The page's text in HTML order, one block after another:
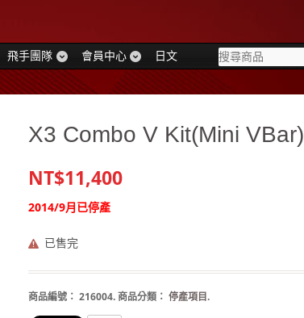
飛手團隊 會員中心
日文
X3 Combo V Kit(Mini VBar)
NT$11,400
2014/9月已停產
已售完
商品編號： 216004.商品分類： 停產項目.